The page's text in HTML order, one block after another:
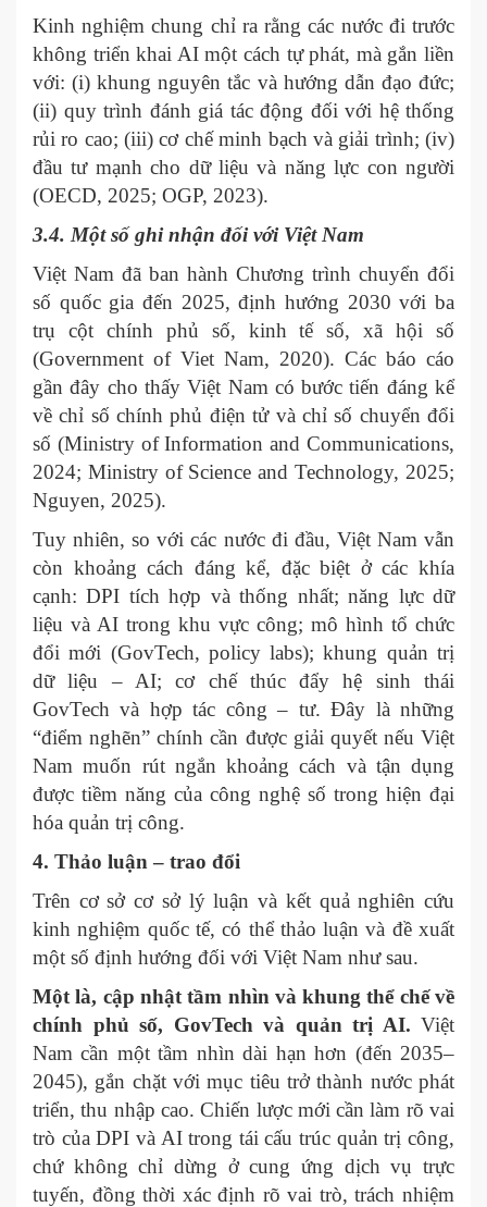
Kinh nghiệm chung chỉ ra rằng các nước đi trước
không triển khai AI một cách tự phát, mà gắn liền
với: (i) khung nguyên tắc và hướng dẫn đạo đức;
(ii) quy trình đánh giá tác động đối với hệ thống
rủi ro cao; (iii) cơ chế minh bạch và giải trình; (iv)
đầu tư mạnh cho dữ liệu và năng lực con người
(OECD, 2025; OGP, 2023).
3.4. Một số ghi nhận đối với Việt Nam
Việt Nam đã ban hành Chương trình chuyển đổi
số quốc gia đến 2025, định hướng 2030 với ba
trụ cột chính phủ số, kinh tế số, xã hội số
(Government of Viet Nam, 2020). Các báo cáo
gần đây cho thấy Việt Nam có bước tiến đáng kể
về chỉ số chính phủ điện tử và chỉ số chuyển đổi
số (Ministry of Information and Communications,
2024; Ministry of Science and Technology, 2025;
Nguyen, 2025).
Tuy nhiên, so với các nước đi đầu, Việt Nam vẫn
còn khoảng cách đáng kể, đặc biệt ở các khía
cạnh: DPI tích hợp và thống nhất; năng lực dữ
liệu và AI trong khu vực công; mô hình tổ chức
đổi mới (GovTech, policy labs); khung quản trị
dữ liệu – AI; cơ chế thúc đẩy hệ sinh thái
GovTech và hợp tác công – tư. Đây là những
“điểm nghẽn” chính cần được giải quyết nếu Việt
Nam muốn rút ngắn khoảng cách và tận dụng
được tiềm năng của công nghệ số trong hiện đại
hóa quản trị công.
4. Thảo luận – trao đổi
Trên cơ sở cơ sở lý luận và kết quả nghiên cứu
kinh nghiệm quốc tế, có thể thảo luận và đề xuất
một số định hướng đối với Việt Nam như sau.
Một là, cập nhật tầm nhìn và khung thể chế về
chính phủ số, GovTech và quản trị AI. Việt
Nam cần một tầm nhìn dài hạn hơn (đến 2035–
2045), gắn chặt với mục tiêu trở thành nước phát
triển, thu nhập cao. Chiến lược mới cần làm rõ vai
trò của DPI và AI trong tái cấu trúc quản trị công,
chứ không chỉ dừng ở cung ứng dịch vụ trực
tuyến, đồng thời xác định rõ vai trò, trách nhiệm